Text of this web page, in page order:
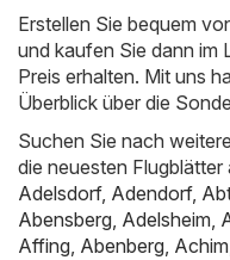
Erstellen Sie bequem
und kaufen Sie dann im
Preis erhalten. Mit uns
Überblick über die
Suchen Sie nach
die neuesten
Adelsdorf, Adendorf,
Abensberg, Adelsheim,
Affing, Abenberg, Achim